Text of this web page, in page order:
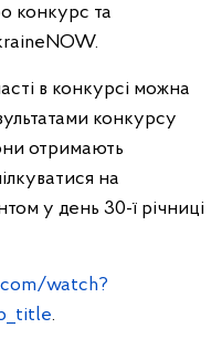
конкурс та
в конкурсі можна
конкурсу
отримають
на
у день 30-ї річниці
watch?
.